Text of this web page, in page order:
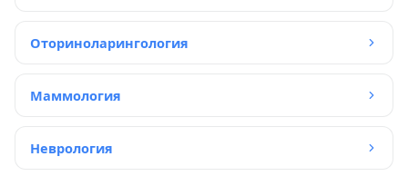
Оториноларингология
Маммология
Неврология